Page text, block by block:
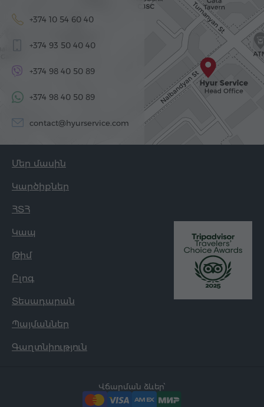
+374 10 54 60 40
+374 93 50 40 40
+374 98 40 50 89
+374 98 40 50 89
contact@hyurservice.com
Մեր մասին
Կարծիքներ
ՀՏՀ
Կապ
Թիմ
Բլոգ
Տեսադարան
Պայմաններ
Գաղտնիություն
Վճարման ձևեր՝